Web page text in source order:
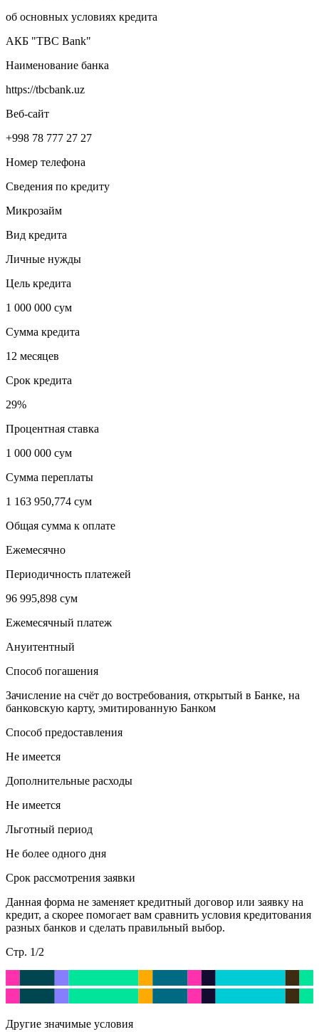
об основных условиях кредита
АКБ "TBC Bank"
Наименование банка
https://tbcbank.uz
Веб-сайт
+998 78 777 27 27
Номер телефона
Сведения по кредиту
Микрозайм
Вид кредита
Личные нужды
Цель кредита
1 000 000 сум
Сумма кредита
12 месяцев
Срок кредита
29%
Процентная ставка
1 000 000 сум
Сумма переплаты
1 163 950,774 сум
Общая сумма к оплате
Ежемесячно
Периодичность платежей
96 995,898 сум
Ежемесячный платеж
Ануитентный
Способ погашения
Зачисление на счёт до востребования, открытый в Банке, на
банковскую карту, эмитированную Банком
Способ предоставления
Не имеется
Дополнительные расходы
Не имеется
Льготный период
Не более одного дня
Срок рассмотрения заявки
Данная форма не заменяет кредитный договор или заявку на
кредит, а скорее помогает вам сравнить условия кредитования
разных банков и сделать правильный выбор.
Стр. 1/2
Другие значимые условия